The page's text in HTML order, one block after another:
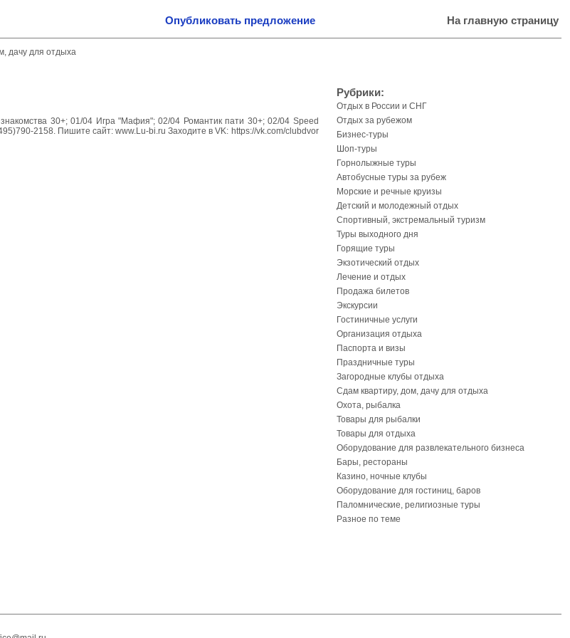
Опубликовать предложение На главную страницу
дачу для отдыха
30+; 01/04 Игра "Мафия"; 02/04 Романтик пати 30+; 02/04 Speed
2158. Пишите сайт: www.Lu-bi.ru Заходите в VK: https://vk.com/clubdvor
Рубрики:
Отдых в России и СНГ
Отдых за рубежом
Бизнес-туры
Шоп-туры
Горнолыжные туры
Автобусные туры за рубеж
Морские и речные круизы
Детский и молодежный отдых
Спортивный, экстремальный туризм
Туры выходного дня
Горящие туры
Экзотический отдых
Лечение и отдых
Продажа билетов
Экскурсии
Гостиничные услуги
Организация отдыха
Паспорта и визы
Праздничные туры
Загородные клубы отдыха
Сдам квартиру, дом, дачу для отдыха
Охота, рыбалка
Товары для рыбалки
Товары для отдыха
Оборудование для развлекательного бизнеса
Бары, рестораны
Казино, ночные клубы
Оборудование для гостиниц, баров
Паломнические, религиозные туры
Разное по теме